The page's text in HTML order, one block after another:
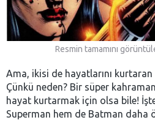
Resmin tamamını
Ama, ikisi de hayatlarını kurtaran
Çünkü neden? Bir süper
hayat kurtarmak için olsa bile!
Superman hem de Batman daha